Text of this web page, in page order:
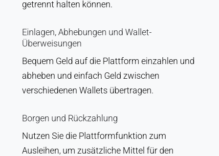
getrennt halten können.
Einlagen, Abhebungen und Wallet-
Überweisungen
Bequem Geld auf die Plattform einzahlen und
abheben und einfach Geld zwischen
verschiedenen Wallets übertragen.
Borgen und Rückzahlung
Nutzen Sie die Plattformfunktion zum
Ausleihen, um zusätzliche Mittel für den